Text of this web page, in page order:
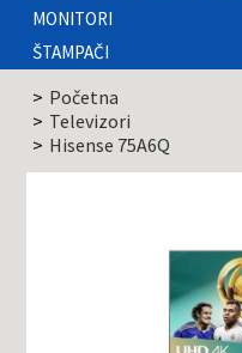
MONITORI
ŠTAMPAČI
Početna
Televizori
Hisense 75A6Q